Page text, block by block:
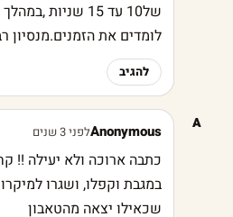
של10 עד 15
לומדים את
להגיב
A
Anonymousלפני 3 שנים
כתבה ארוכה ולא יעילה !!
שכאילו יצאה מהטאבון